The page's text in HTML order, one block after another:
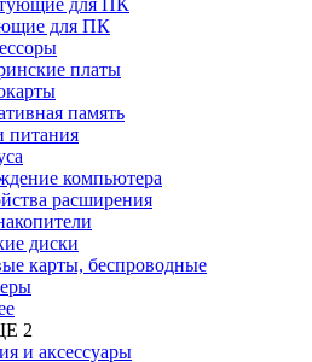
для ПК
платы
память
питания
компьютера
расширения
диски
карты, беспроводные
2